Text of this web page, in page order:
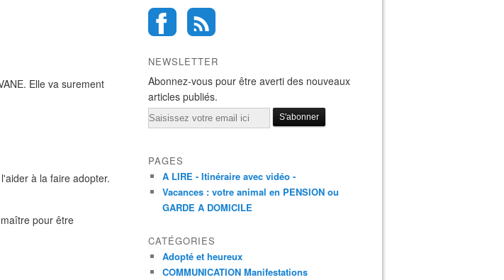
Elle va surement
à la faire adopter.
pour être
NEWSLETTER
Abonnez-vous pour être averti des nouveaux
articles publiés.
Email
PAGES
A LIRE - Itinéraire avec vidéo -
Vacances : votre animal en PENSION ou
GARDE A DOMICILE
CATÉGORIES
Adopté et heureux
COMMUNICATION Manifestations